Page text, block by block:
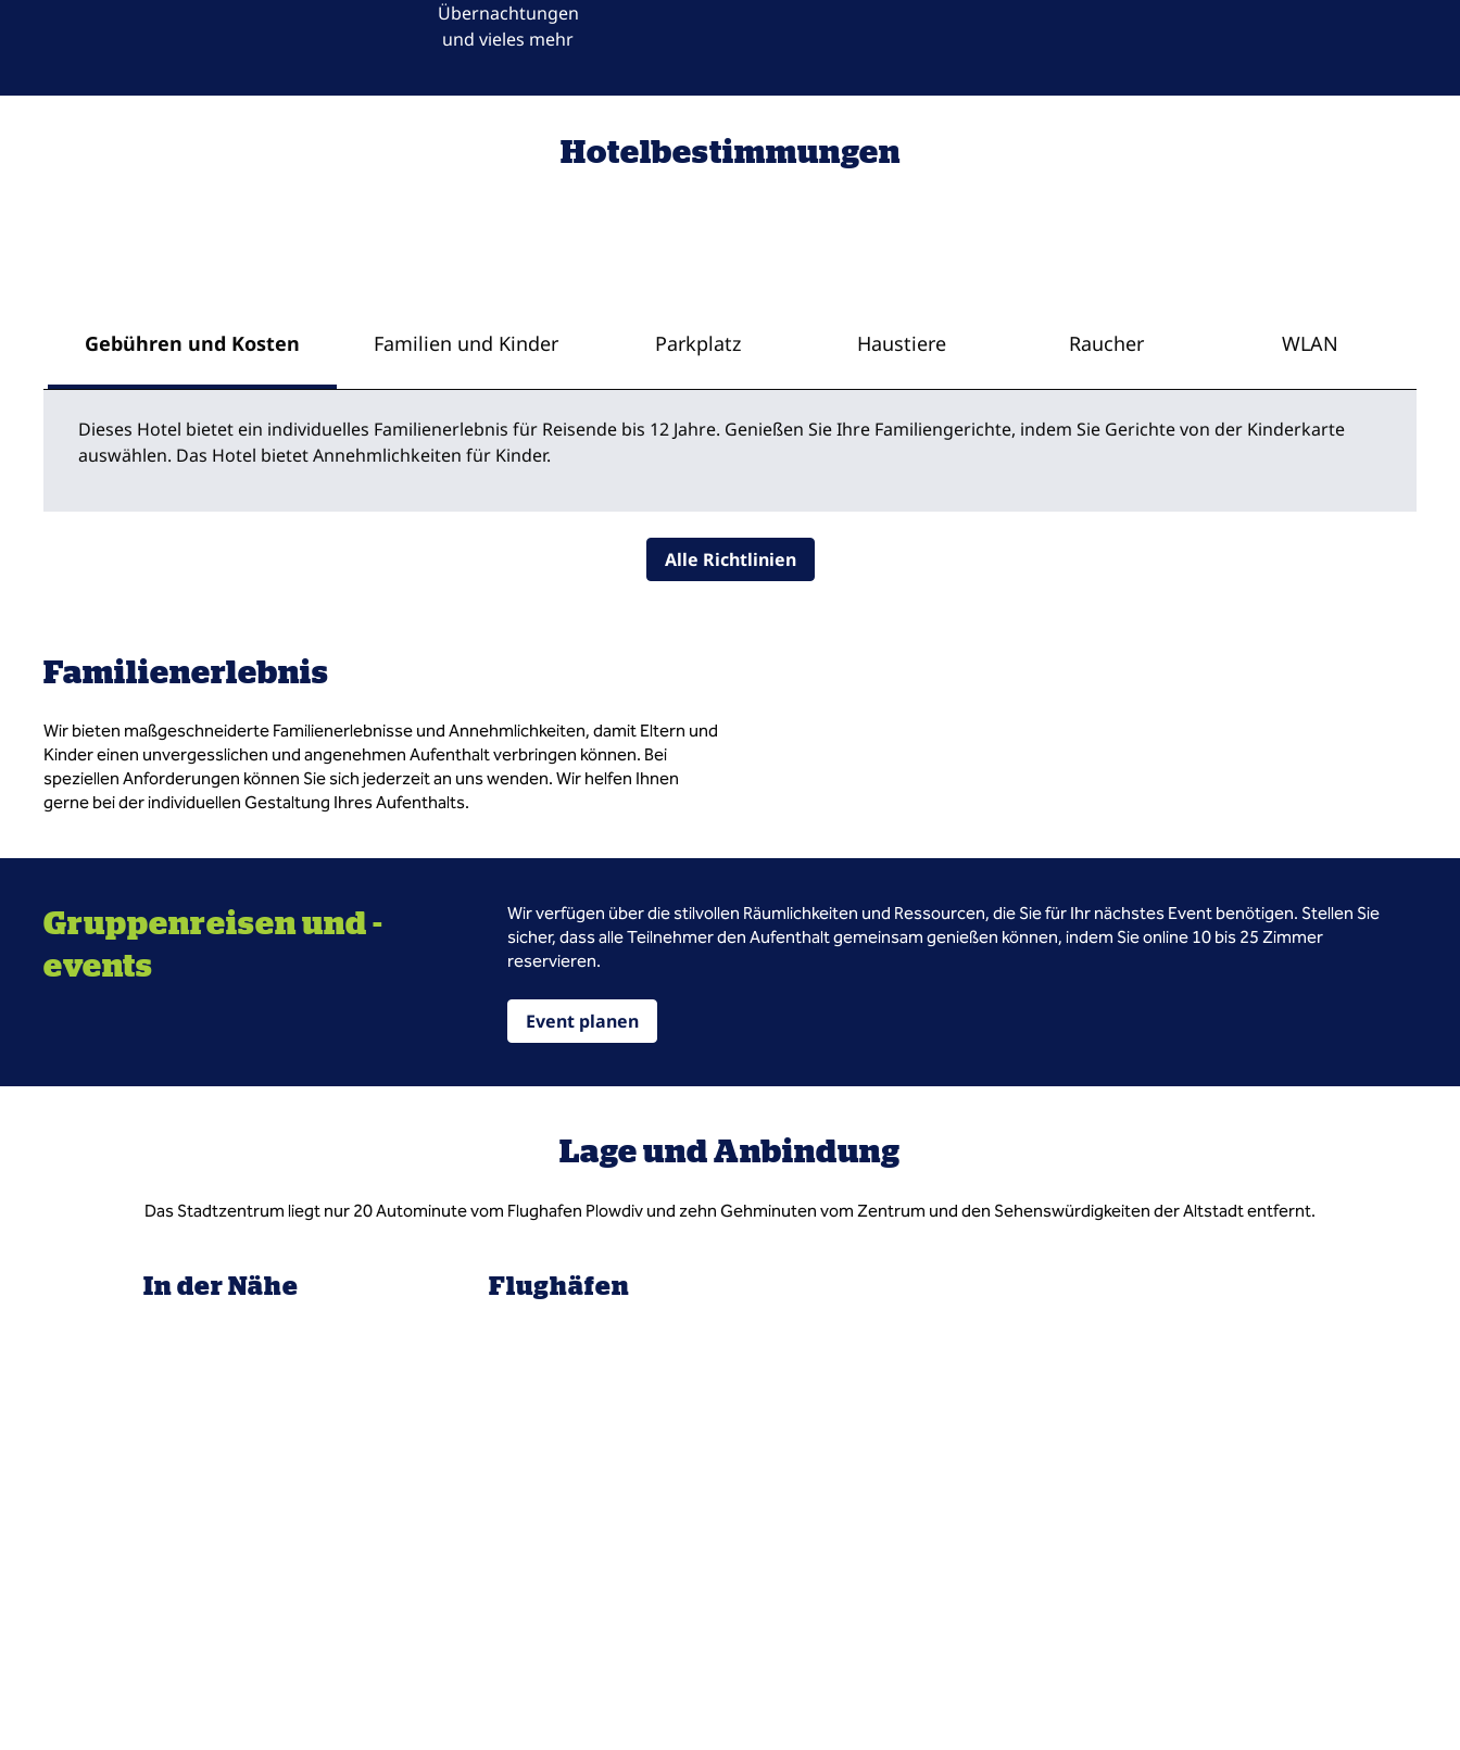
Übernachtungen
und vieles mehr
Hotelbestimmungen
Gebühren und Kosten Familien und Kinder Parkplatz Haustiere Raucher WLAN
Dieses Hotel bietet ein individuelles Familienerlebnis für Reisende bis 12 Jahre. Genießen Sie Ihre Familiengerichte, indem Sie Gerichte von der Kinderkarte
auswählen. Das Hotel bietet Annehmlichkeiten für Kinder.
Alle Richtlinien
Familienerlebnis
Wir bieten maßgeschneiderte Familienerlebnisse und Annehmlichkeiten, damit Eltern und
Kinder einen unvergesslichen und angenehmen Aufenthalt verbringen können. Bei
speziellen Anforderungen können Sie sich jederzeit an uns wenden. Wir helfen Ihnen
gerne bei der individuellen Gestaltung Ihres Aufenthalts.
Gruppenreisen und -
events
Wir verfügen über die stilvollen Räumlichkeiten und Ressourcen, die Sie für Ihr nächstes Event benötigen. Stellen Sie
sicher, dass alle Teilnehmer den Aufenthalt gemeinsam genießen können, indem Sie online 10 bis 25 Zimmer
reservieren.
Event planen
Lage und Anbindung
Das Stadtzentrum liegt nur 20 Autominute vom Flughafen Plowdiv und zehn Gehminuten vom Zentrum und den Sehenswürdigkeiten der Altstadt entfernt.
In der Nähe Flughäfen